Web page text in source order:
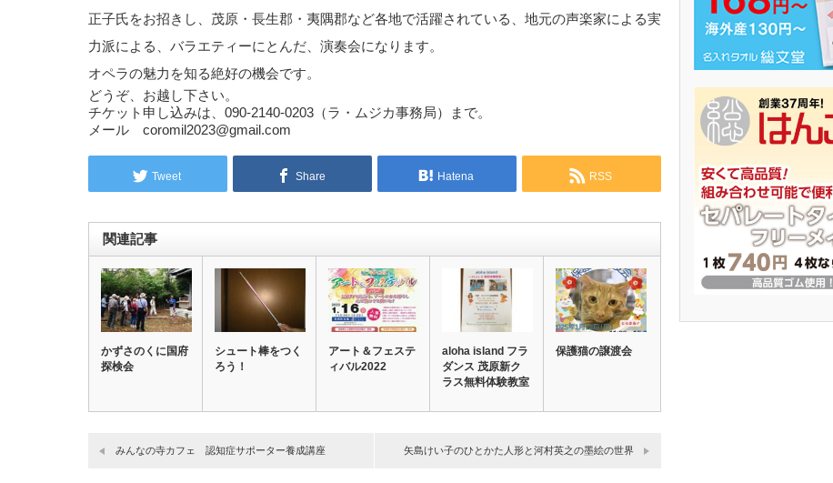
正子氏をお招きし、茂原・長生郡・夷隅郡など各地で活躍されている、地元の声楽家による実
力派による、バラエティーにとんだ、演奏会になります。
オペラの魅力を知る絶好の機会です。
どうぞ、お越し下さい。
チケット申し込みは、090-2140-0203（ラ・ムジカ事務局）まで。
メール coromil2023@gmail.com
Tweet Share Hatena RSS
関連記事
かずさのくに国府
探検会
シュート棒をつく
ろう！
アート＆フェステ
ィバル2022
aloha island フラ
ダンス 茂原新ク
ラス無料体験教室
保護猫の譲渡会
みんなの寺カフェ 認知症サポーター養成講座 矢島けい子のひとかた人形と河村英之の墨絵の世界